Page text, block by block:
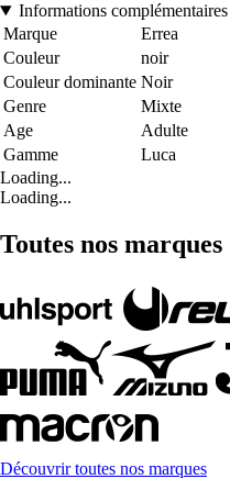
Informations complémentaires
Marque
Errea
Couleur
noir
Couleur dominante Noir
Genre
Mixte
Age
Adulte
Gamme
Luca
Loading...
Loading...
Toutes nos marques
Découvrir toutes nos marques